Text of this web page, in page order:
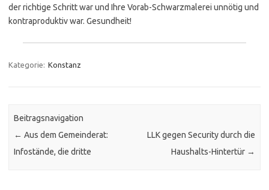
der richtige Schritt war und Ihre Vorab-Schwarzmalerei unnötig und
kontraproduktiv war. Gesundheit!
Kategorie: Konstanz
Beitragsnavigation
← Aus dem Gemeinderat:
Infostände, die dritte
LLK gegen Security durch die
Haushalts-Hintertür →